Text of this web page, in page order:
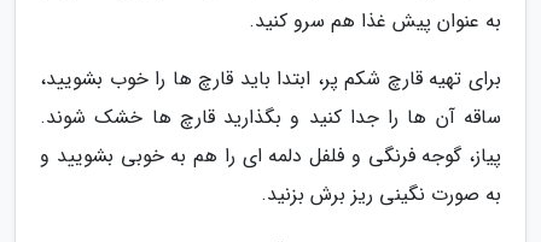
به عنوان پیش غذا هم سرو کنید.
برای تهیه قارچ شکم پر، ابتدا باید قارچ ها را خوب بشویید،
ساقه آن ها را جدا کنید و بگذارید قارچ ها خشک شوند.
پیاز، گوجه فرنگی و فلفل دلمه ای را هم به خوبی بشویید و
به صورت نگینی ریز برش بزنید.